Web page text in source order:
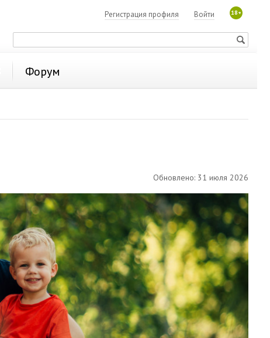
18+
Войти
Регистрация профиля
Форум
Обновлено: 31 июля 2026